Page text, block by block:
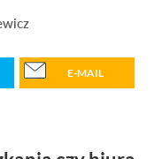
E-MAIL